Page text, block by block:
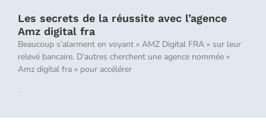
Les secrets de la réussite avec l’agence
Amz digital fra
Beaucoup s’alarment en voyant « AMZ Digital FRA » sur leur
relevé bancaire. D’autres cherchent une agence nommée «
Amz digital fra » pour accélérer